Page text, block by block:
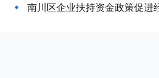
南川区企业扶持资金政策促进